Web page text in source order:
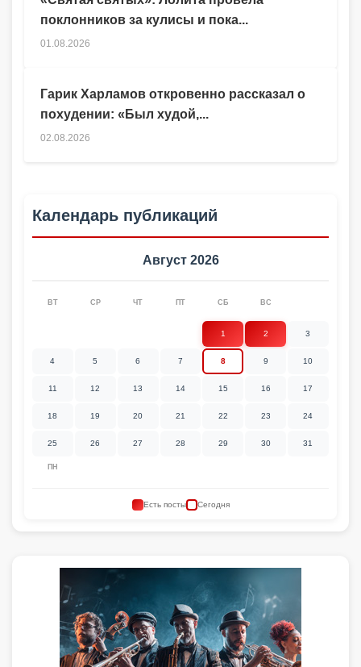
Гарик Харламов откровенно рассказал о
похудении: «Был худой,...
02.08.2026
поклонников за кулисы и пока...
01.08.2026
Календарь публикаций
Август 2026
ПН
ВТ СР ЧТ ПТ СБ ВС
1 2 3
4 5 6 7 8 9 10
11 12 13 14 15 16 17
18 19 20 21 22 23 24
25 26 27 28 29 30 31
Есть посты Сегодня